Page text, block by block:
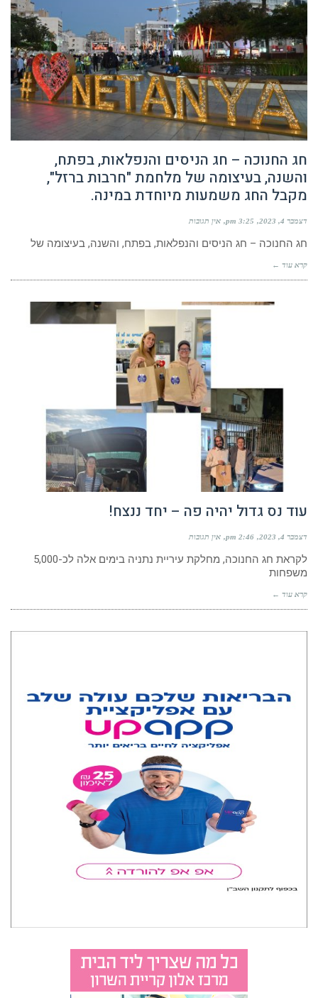
חג החנוכה – חג הניסים והנפלאות, בפתח,
והשנה, בעיצומה של מלחמת "חרבות ברזל",
מקבל החג משמעות מיוחדת במינה.
דצמבר 4, 2023 3:25 pm אין תגובות
חג החנוכה – חג הניסים והנפלאות, בפתח, והשנה, בעיצומה של
קרא עוד ←
עוד נס גדול יהיה פה – יחד ננצח!
דצמבר 4, 2023 2:46 pm אין תגובות
לקראת חג החנוכה, מחלקת עיריית נתניה בימים אלה לכ-5,000
משפחות
קרא עוד ←